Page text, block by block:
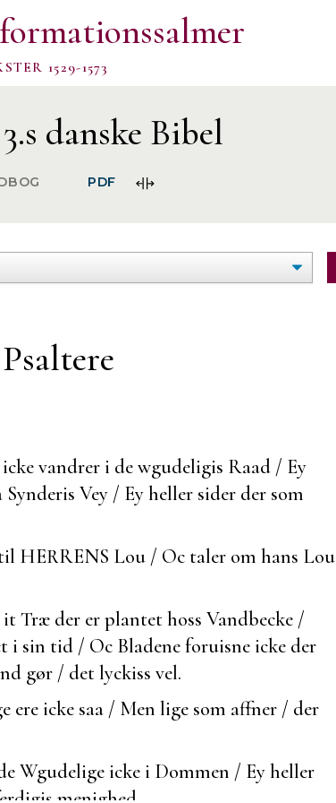
1529-1573
danske Bibel
PDF
FORØG/FORMINDSK
Psaltere
vandrer i de wgudeligis Raad / Ey
Vey / Ey heller sider der som
HERRENS Lou / Oc taler om hans Lou
Træ der er plantet hoss Vandbecke /
i sin tid / Oc Bladene foruisne icke der
gør / det lyckiss vel.
ere icke saa / Men lige som affner / der
Wgudelige icke i Dommen / Ey heller
menighed.